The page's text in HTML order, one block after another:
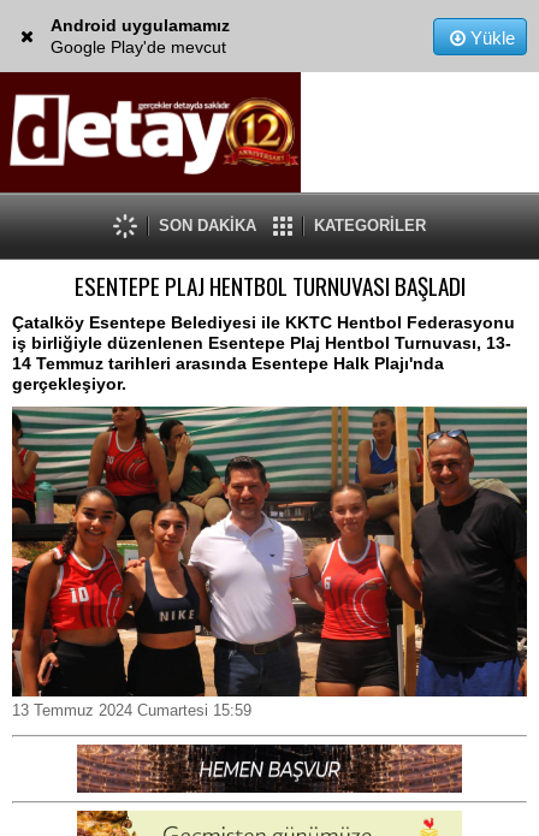
Android uygulamamız
Google Play'de mevcut
Yükle
SON DAKİKA KATEGORİLER
ESENTEPE PLAJ HENTBOL TURNUVASI BAŞLADI
Çatalköy Esentepe Belediyesi ile KKTC Hentbol Federasyonu
iş birliğiyle düzenlenen Esentepe Plaj Hentbol Turnuvası, 13-
14 Temmuz tarihleri arasında Esentepe Halk Plajı'nda
gerçekleşiyor.
13 Temmuz 2024 Cumartesi 15:59